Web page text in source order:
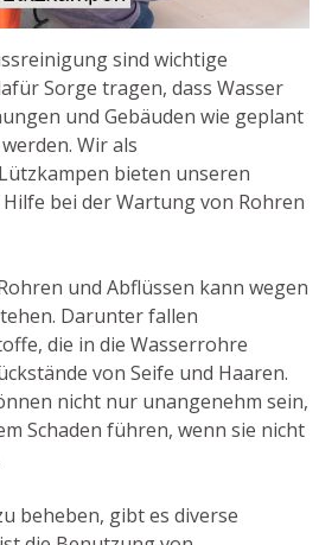
sind wichtige
Sorge tragen, dass Wasser
und Gebäuden wie geplant
Wir als
bieten unseren
bei der Wartung von Rohren
und Abflüssen kann wegen
Darunter fallen
die in die Wasserrohre
von Seife und Haaren.
nicht nur unangenehm sein,
Schaden führen, wenn sie nicht
beheben, gibt es diverse